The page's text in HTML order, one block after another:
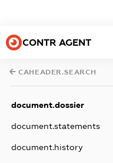
CONTR AGENT
CAHEADER.SEARCH
document.dossier
document.statements
document.history